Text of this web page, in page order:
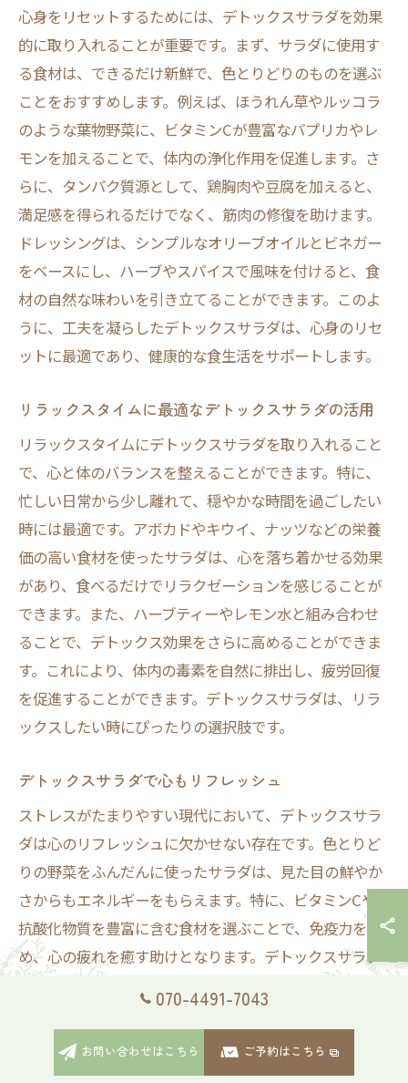
心身をリセットするためには、デトックスサラダを効果
的に取り入れることが重要です。まず、サラダに使用す
る食材は、できるだけ新鮮で、色とりどりのものを選ぶ
ことをおすすめします。例えば、ほうれん草やルッコラ
のような葉物野菜に、ビタミンCが豊富なパプリカやレ
モンを加えることで、体内の浄化作用を促進します。さ
らに、タンパク質源として、鶏胸肉や豆腐を加えると、
満足感を得られるだけでなく、筋肉の修復を助けます。
ドレッシングは、シンプルなオリーブオイルとビネガー
をベースにし、ハーブやスパイスで風味を付けると、食
材の自然な味わいを引き立てることができます。このよ
うに、工夫を凝らしたデトックスサラダは、心身のリセ
ットに最適であり、健康的な食生活をサポートします。
リラックスタイムに最適なデトックスサラダの活用
リラックスタイムにデトックスサラダを取り入れること
で、心と体のバランスを整えることができます。特に、
忙しい日常から少し離れて、穏やかな時間を過ごしたい
時には最適です。アボカドやキウイ、ナッツなどの栄養
価の高い食材を使ったサラダは、心を落ち着かせる効果
があり、食べるだけでリラクゼーションを感じることが
できます。また、ハーブティーやレモン水と組み合わせ
ることで、デトックス効果をさらに高めることができま
す。これにより、体内の毒素を自然に排出し、疲労回復
を促進することができます。デトックスサラダは、リラ
ックスしたい時にぴったりの選択肢です。
デトックスサラダで心もリフレッシュ
ストレスがたまりやすい現代において、デトックスサラ
ダは心のリフレッシュに欠かせない存在です。色とりど
りの野菜をふんだんに使ったサラダは、見た目の鮮やか
さからもエネルギーをもらえます。特に、ビタミンCや
抗酸化物質を豊富に含む食材を選ぶことで、免疫力を高
め、心の疲れを癒す助けとなります。デトックスサラダ
身ともにクリアな状態を維持できます。また、家族や友
人と一緒に食べることで、コミュニケーションも深ま
070-4491-7043
お問い合わせはこちら ご予約はこちら